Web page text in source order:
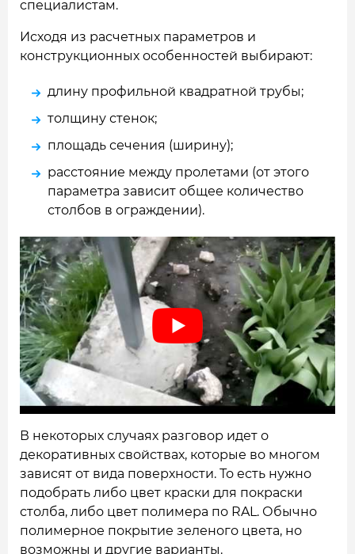
специалистам.
Исходя из расчетных параметров и
конструкционных особенностей выбирают:
длину профильной квадратной трубы;
толщину стенок;
площадь сечения (ширину);
расстояние между пролетами (от этого
параметра зависит общее количество
столбов в ограждении).
В некоторых случаях разговор идет о
декоративных свойствах, которые во многом
зависят от вида поверхности. То есть нужно
подобрать либо цвет краски для покраски
столба, либо цвет полимера по RAL. Обычно
полимерное покрытие зеленого цвета, но
возможны и другие варианты.